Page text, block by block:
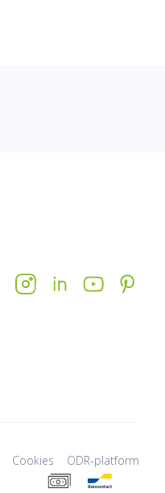
Cookies ODR-platform